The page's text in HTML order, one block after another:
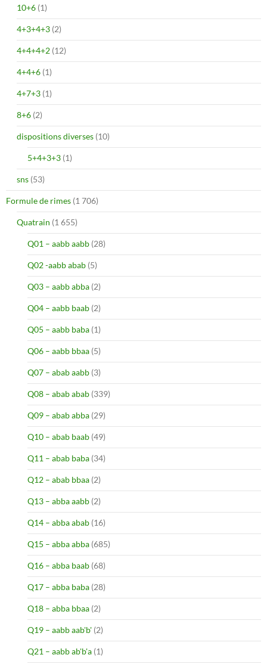
10+6 (1)
4+3+4+3 (2)
4+4+4+2 (12)
4+4+6 (1)
4+7+3 (1)
8+6 (2)
dispositions diverses (10)
5+4+3+3 (1)
sns (53)
Formule de rimes (1 706)
Quatrain (1 655)
Q01 – aabb aabb (28)
Q02 -aabb abab (5)
Q03 – aabb abba (2)
Q04 – aabb baab (2)
Q05 – aabb baba (1)
Q06 – aabb bbaa (5)
Q07 – abab aabb (3)
Q08 – abab abab (339)
Q09 – abab abba (29)
Q10 – abab baab (49)
Q11 – abab baba (34)
Q12 – abab bbaa (2)
Q13 – abba aabb (2)
Q14 – abba abab (16)
Q15 – abba abba (685)
Q16 – abba baab (68)
Q17 – abba baba (28)
Q18 – abba bbaa (2)
Q19 – aabb aab'b' (2)
Q21 – aabb ab'b'a (1)